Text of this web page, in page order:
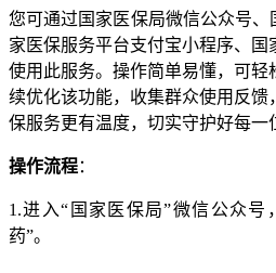
您可通过国家医保局微信公众号、
家医保服务平台支付宝小程序、
使用此服务。操作简单易懂，可
续优化该功能，收集群众使用反馈
保服务更有温度，切实守护好每一
操作流程：
1.进入“国家医保局”微信公众
药”。